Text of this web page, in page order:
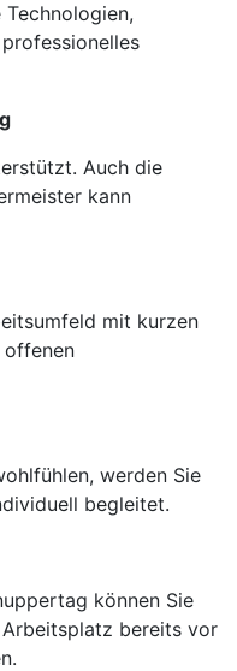
Auch die
kann
mit kurzen
offenen
werden Sie
begleitet.
können Sie
bereits vor